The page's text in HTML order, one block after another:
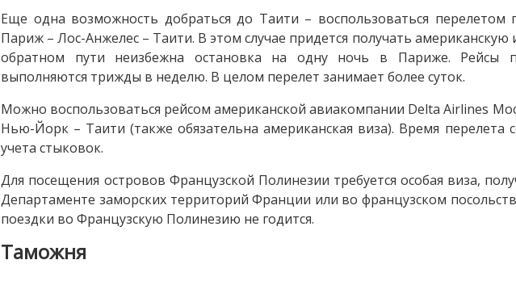
Еще одна возможность добраться до Таити – воспользоваться
Париж – Лос-Анжелес – Таити. В этом случае придется получать
обратном пути неизбежна остановка на одну ночь в Париже. Рейсы
выполняются трижды в неделю. В целом перелет занимает более суток.
Можно воспользоваться рейсом американской авиакомпании Delta Airlines
Нью-Йорк – Таити (также обязательна американская виза). Время перелета
учета стыковок.
Для посещения островов Французской Полинезии требуется особая виза,
Департаменте заморских территорий Франции или во французском
поездки во Французскую Полинезию не годится.
Таможня